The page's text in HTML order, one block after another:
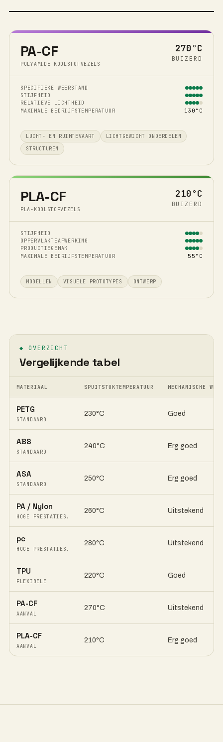
PA-CF
POLYAMIDE KOOLSTOFVEZELS
270°C
BUIZERD
SPECIFIEKE WEERSTAND
STIJFHEID
RELATIEVE LICHTHEID
MAXIMALE BEDRIJFSTEMPERATUUR
130°C
LUCHT- EN RUIMTEVAART
LICHTGEWICHT ONDERDELEN
STRUCTUREN
PLA-CF
PLA-KOOLSTOFVEZELS
210°C
BUIZERD
STIJFHEID
OPPERVLAKTEAFWERKING
PRODUCTIEGEMAK
MAXIMALE BEDRIJFSTEMPERATUUR
55°C
MODELLEN VISUELE PROTOTYPES ONTWERP
◆ OVERZICHT
Vergelijkende tabel
MATERIAAL SPUITSTUKTEMPERATUUR MECHANISCHE
PETG
STANDAARD
230°C Goed
ABS
STANDAARD
240°C Erg goed
ASA
STANDAARD
250°C Erg goed
PA / Nylon
HOGE PRESTATIES.
260°C Uitstekend
pc
HOGE PRESTATIES.
280°C Uitstekend
TPU
FLEXIBELE
220°C Goed
PA-CF
AANVAL
270°C Uitstekend
PLA-CF
AANVAL
210°C Erg goed